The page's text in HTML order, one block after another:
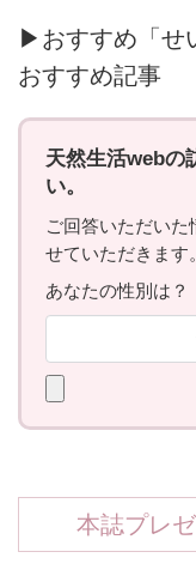
▶おすすめ「せ
おすすめ記事
本誌プレ